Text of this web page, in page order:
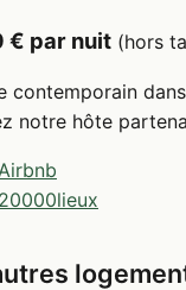
€ par nuit (hors
contemporain
notre hôte